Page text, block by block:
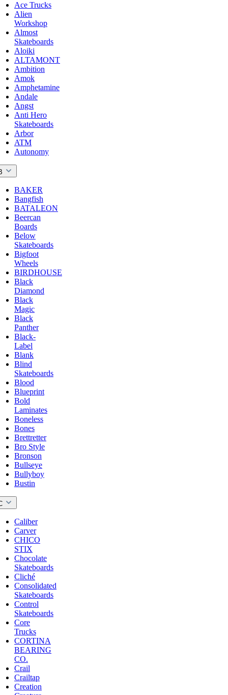
Ace Trucks
Alien
Workshop
Almost
Skateboards
Aloiki
ALTAMONT
Ambition
Amok
Amphetamine
Andale
Angst
Anti Hero
Skateboards
Arbor
ATM
Autonomy
BAKER
Bangfish
BATALEON
Beercan
Boards
Below
Skateboards
Bigfoot
Wheels
BIRDHOUSE
Black
Diamond
Black
Magic
Black
Panther
Black-
Label
Blank
Blind
Skateboards
Blood
Blueprint
Bold
Laminates
Boneless
Bones
Brettretter
Bro Style
Bronson
Bullseye
Bullyboy
Bustin
Caliber
Carver
CHICO
STIX
Chocolate
Skateboards
Cliché
Consolidated
Skateboards
Control
Skateboards
Core
Trucks
CORTINA
BEARING
CO.
Crail
Crailtap
Creation